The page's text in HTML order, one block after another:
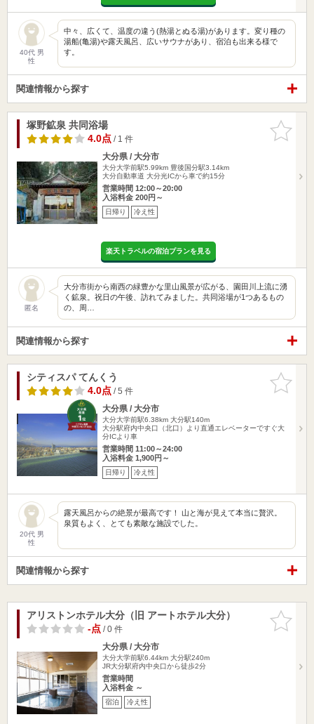
40代 男
性
中々、広くて、温度の違う(熱湯とぬる湯)があります。変り種の
湯船(亀湯)や露天風呂、広いサウナがあり、宿泊も出来る様で
す。
関連情報から探す
お気に入
りに追加
塚野鉱泉 共同浴場
4.0点/ 1 件
大分県 / 大分市
大分大学前駅5.99km 豊後国分駅3.14km
大分自動車道 大分光ICから車で約15分
営業時間 12:00～20:00
入浴料金 200円～
日帰り 冷え性
楽天トラベルの宿泊プランを見る
匿名
大分市街から南西の緑豊かな里山風景が広がる、園田川上流に湧
く鉱泉。祝日の午後、訪れてみました。共同浴場が1つあるもの
の、周…
関連情報から探す
お気に入
りに追加
シティスパ てんくう
4.0点/ 5 件
大分県 / 大分市
大分大学前駅6.38km 大分駅140m
大分駅府内中央口（北口）より直通エレベーターですぐ大
分ICより車
営業時間 11:00～24:00
入浴料金 1,900円～
日帰り 冷え性
20代 男
性
露天風呂からの絶景が最高です！ 山と海が見えて本当に贅沢。
泉質もよく、とても素敵な施設でした。
関連情報から探す
お気に入
りに追加
アリストンホテル大分（旧 アートホテル大分）
-点/ 0 件
大分県 / 大分市
大分大学前駅6.44km 大分駅240m
JR大分駅府内中央口から徒歩2分
営業時間
入浴料金 ～
宿泊 冷え性